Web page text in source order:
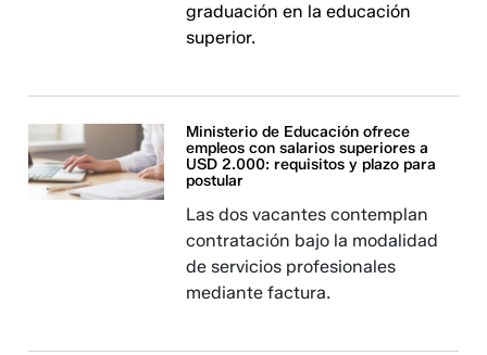
graduación en la educación
superior.
Ministerio de Educación ofrece
empleos con salarios superiores a
USD 2.000: requisitos y plazo para
postular
Las dos vacantes contemplan
contratación bajo la modalidad
de servicios profesionales
mediante factura.